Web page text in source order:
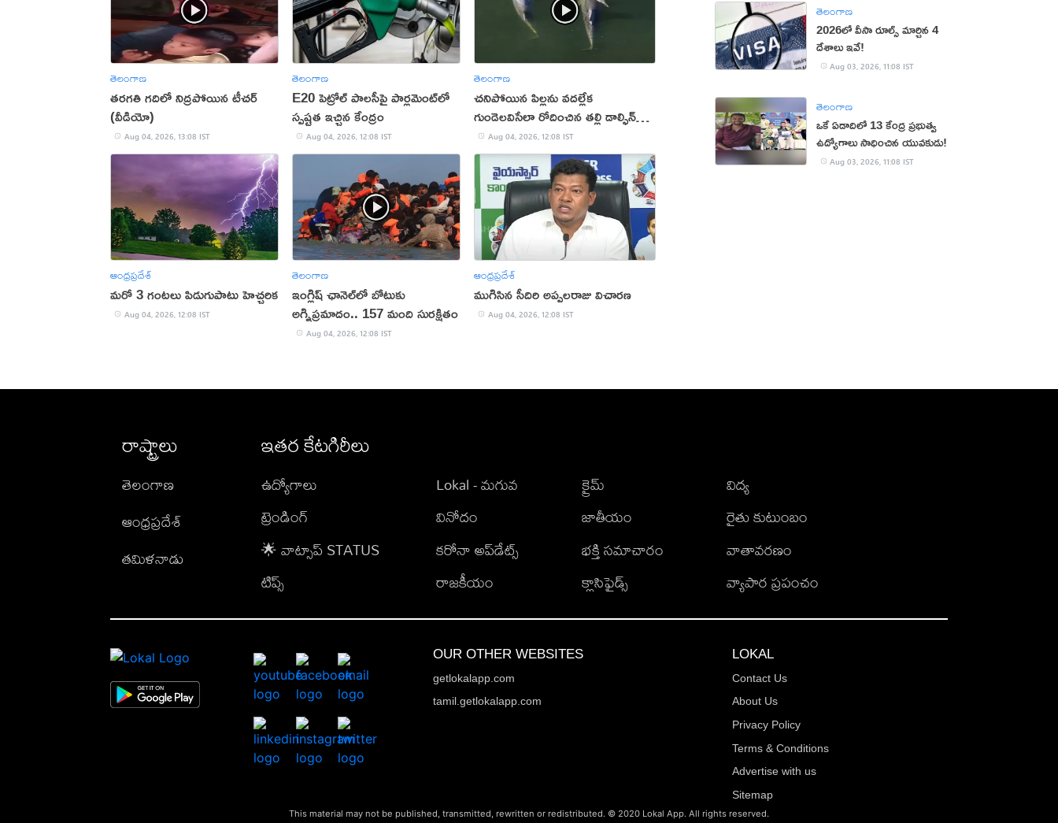
తెలంగాణ
తరగతి గదిలో నిద్రపోయిన టీచర్
(వీడియో)
Aug 04, 2026, 13:08 IST
తెలంగాణ
E20 పెట్రోల్ పాలసీపై పార్లమెంట్‌లో
స్పష్టత ఇచ్చిన కేంద్రం
Aug 04, 2026, 12:08 IST
తెలంగాణ
చనిపోయిన పిల్లను వదల్లేక
గుండెలవిసేలా రోదించిన తల్లి డాల్ఫిన్
(వీడియో)
Aug 04, 2026, 12:08 IST
ఆంధ్రప్రదేశ్
మరో 3 గంటలు పిడుగుపాటు హెచ్చరిక
Aug 04, 2026, 12:08 IST
తెలంగాణ
ఇంగ్లిష్ ఛానెల్‌లో బోటుకు
అగ్నిప్రమాదం.. 157 మంది సురక్షితం
Aug 04, 2026, 12:08 IST
ఆంధ్రప్రదేశ్
ముగిసిన సీదిరి అప్పలరాజు విచారణ
Aug 04, 2026, 12:08 IST
తెలంగాణ
2026లో వీసా రూల్స్ మార్చిన 4
దేశాలు ఇవే!
Aug 03, 2026, 11:08 IST
తెలంగాణ
ఒకే ఏడాదిలో 13 కేంద్ర ప్రభుత్వ
ఉద్యోగాలు సాధించిన యువకుడు!
Aug 03, 2026, 11:08 IST
రాష్ట్రాలు
తెలంగాణ
ఆంధ్రప్రదేశ్
తమిళనాడు
ఇతర కేటగిరీలు
ఉద్యోగాలు
ట్రెండింగ్
🌟 వాట్సాప్ STATUS
టిప్స్
Lokal - మగువ
వినోదం
కరోనా అప్‌డేట్స్
రాజకీయం
క్రైమ్
జాతీయం
భక్తి సమాచారం
క్లాసిఫైడ్స్
విద్య
రైతు కుటుంబం
వాతావరణం
వ్యాపార ప్రపంచం
OUR OTHER WEBSITES
getlokalapp.com
tamil.getlokalapp.com
LOKAL
Contact Us
About Us
Privacy Policy
Terms & Conditions
Advertise with us
Sitemap
This material may not be published, transmitted, rewritten or redistributed. © 2020 Lokal App. All rights reserved.